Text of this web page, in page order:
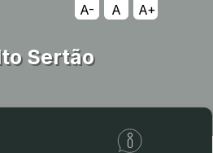
A- A
A+
Sertão